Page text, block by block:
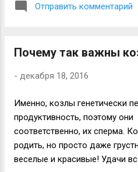
необходимость глубокой
между клиниками, регионами,
прагматичного отношения к
государственного и
сфере ветеринарных услуг, -
ветеринарного бизнеса, - "
ветеринарных клиник, -
ветеринарных услуг внешних
Отправить комментарий
Почему так важны
- декабря 18, 2016
Именно, козлы генетически
продуктивность, поэтому
соответственно, их сперма.
родить, но просто даже
веселые и красивые! Удачи